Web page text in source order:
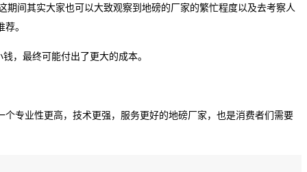
间其实大家也可以大致观察到地磅的厂家的繁忙程度以及去考察人
。
，最终可能付出了更大的成本。
专业性更高，技术更强，服务更好的地磅厂家，也是消费者们需要